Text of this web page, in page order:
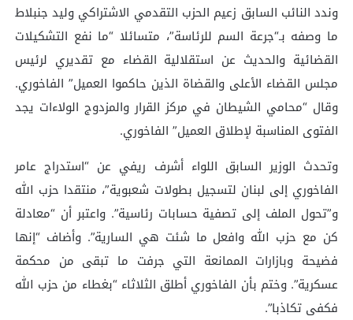
وندد النائب السابق زعيم الحزب التقدمي الاشتراكي وليد جنبلاط
ما وصفه بـ“جرعة السم للرئاسة”، متسائلا “ما نفع التشكيلات
القضائية والحديث عن استقلالية القضاء مع تقديري لرئيس
مجلس القضاء الأعلى والقضاة الذين حاكموا العميل” الفاخوري.
وقال “محامي الشيطان في مركز القرار والمزدوج الولاءات يجد
الفتوى المناسبة لإطلاق العميل” الفاخوري.
وتحدث الوزير السابق اللواء أشرف ريفي عن “استدراج عامر
الفاخوري إلى لبنان لتسجيل بطولات شعبوية”، منتقدا حزب الله
و”تحول الملف إلى تصفية حسابات رئاسية”. واعتبر أن “معادلة
كن مع حزب الله وافعل ما شئت هي السارية”. وأضاف “إنها
فضيحة وبازارات الممانعة التي جرفت ما تبقى من محكمة
عسكرية”. وختم بأن الفاخوري أطلق الثلاثاء “بغطاء من حزب الله
فكفى تكاذبا”.